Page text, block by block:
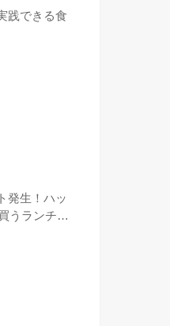
践できる食
発生！ハッ
うランチタ
入する方